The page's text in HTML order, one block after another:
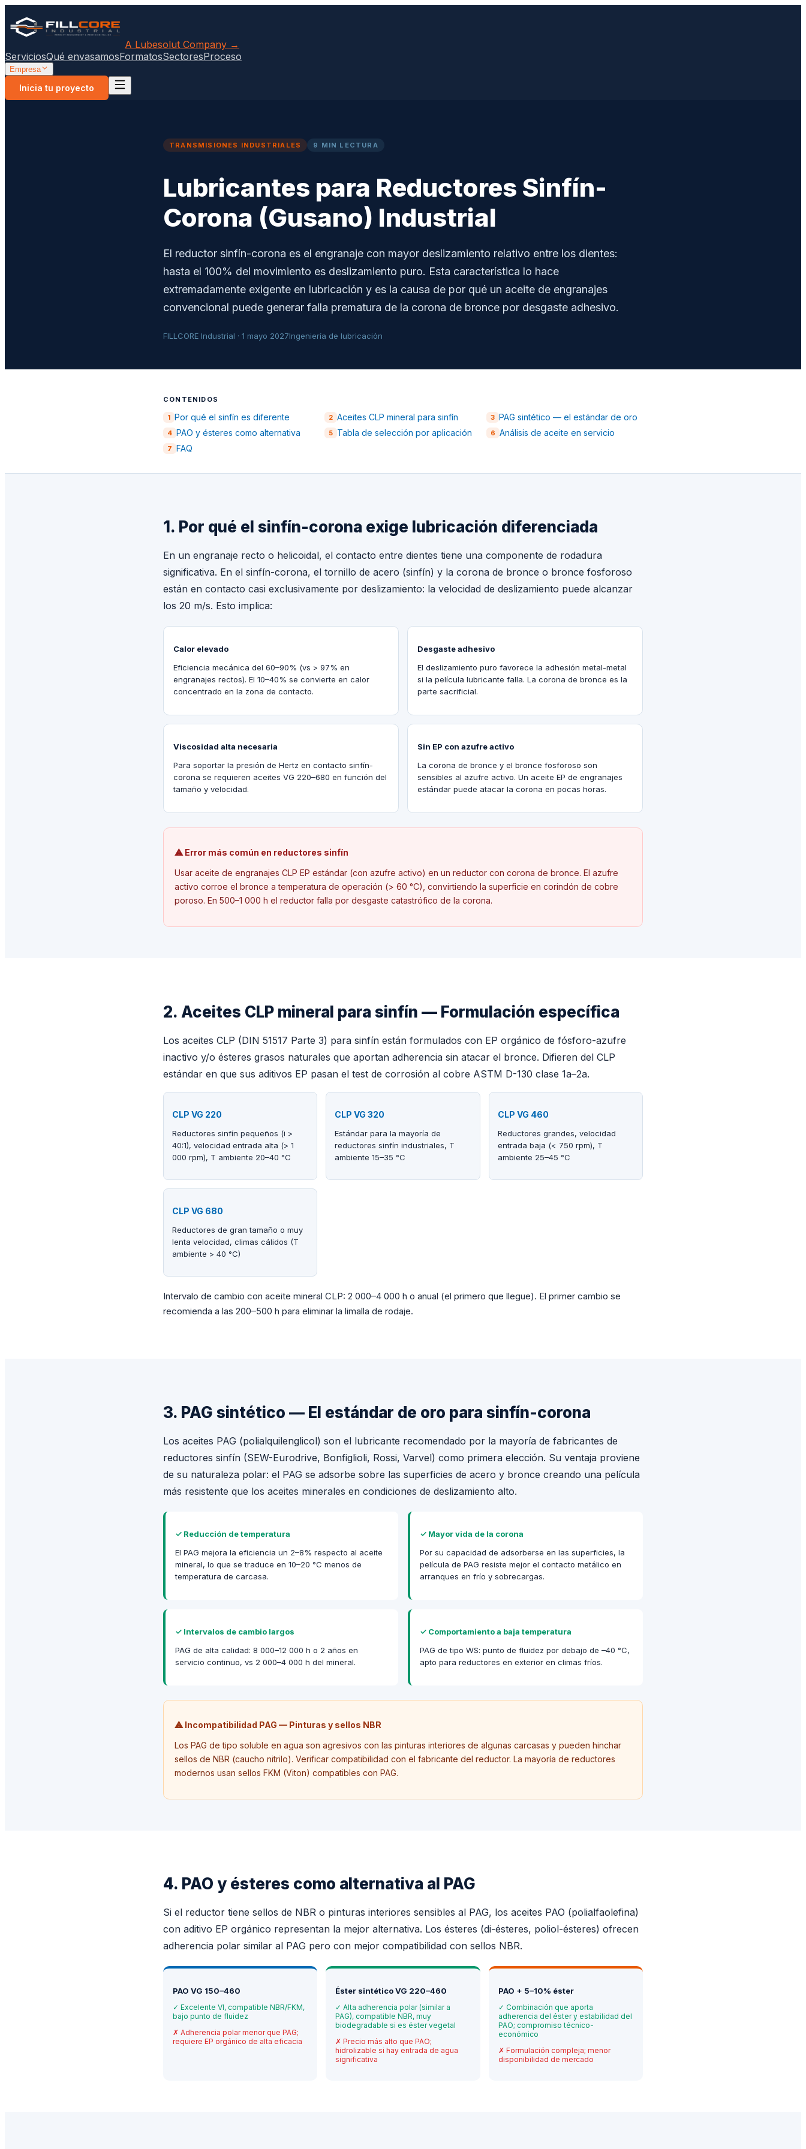
A Lubesolut Company →
ServiciosQué envasamosFormatosSectoresProceso
Empresa
Inicia tu proyecto
TRANSMISIONES INDUSTRIALES 9 MIN LECTURA
Lubricantes para Reductores Sinfín-
Corona (Gusano) Industrial
El reductor sinfín-corona es el engranaje con mayor deslizamiento relativo entre los dientes:
hasta el 100% del movimiento es deslizamiento puro. Esta característica lo hace
extremadamente exigente en lubricación y es la causa de por qué un aceite de engranajes
convencional puede generar falla prematura de la corona de bronce por desgaste adhesivo.
FILLCORE Industrial · 1 mayo 2027Ingeniería de lubricación
CONTENIDOS
1 Por qué el sinfín es diferente 2 Aceites CLP mineral para sinfín 3 PAG sintético — el estándar de oro
4 PAO y ésteres como alternativa 5 Tabla de selección por aplicación 6 Análisis de aceite en servicio
7 FAQ
1. Por qué el sinfín-corona exige lubricación diferenciada
En un engranaje recto o helicoidal, el contacto entre dientes tiene una componente de rodadura
significativa. En el sinfín-corona, el tornillo de acero (sinfín) y la corona de bronce o bronce fosforoso
están en contacto casi exclusivamente por deslizamiento: la velocidad de deslizamiento puede alcanzar
los 20 m/s. Esto implica:
Calor elevado
Eficiencia mecánica del 60–90% (vs > 97% en
engranajes rectos). El 10–40% se convierte en calor
concentrado en la zona de contacto.
Desgaste adhesivo
El deslizamiento puro favorece la adhesión metal-metal
si la película lubricante falla. La corona de bronce es la
parte sacrificial.
Viscosidad alta necesaria
Para soportar la presión de Hertz en contacto sinfín-
corona se requieren aceites VG 220–680 en función del
tamaño y velocidad.
Sin EP con azufre activo
La corona de bronce y el bronce fosforoso son
sensibles al azufre activo. Un aceite EP de engranajes
estándar puede atacar la corona en pocas horas.
⚠ Error más común en reductores sinfín
Usar aceite de engranajes CLP EP estándar (con azufre activo) en un reductor con corona de bronce. El azufre
activo corroe el bronce a temperatura de operación (> 60 °C), convirtiendo la superficie en corindón de cobre
poroso. En 500–1 000 h el reductor falla por desgaste catastrófico de la corona.
2. Aceites CLP mineral para sinfín — Formulación específica
Los aceites CLP (DIN 51517 Parte 3) para sinfín están formulados con EP orgánico de fósforo-azufre
inactivo y/o ésteres grasos naturales que aportan adherencia sin atacar el bronce. Difieren del CLP
estándar en que sus aditivos EP pasan el test de corrosión al cobre ASTM D-130 clase 1a–2a.
CLP VG 220
Reductores sinfín pequeños (i >
40:1), velocidad entrada alta (> 1
000 rpm), T ambiente 20–40 °C
CLP VG 320
Estándar para la mayoría de
reductores sinfín industriales, T
ambiente 15–35 °C
CLP VG 460
Reductores grandes, velocidad
entrada baja (< 750 rpm), T
ambiente 25–45 °C
CLP VG 680
Reductores de gran tamaño o muy
lenta velocidad, climas cálidos (T
ambiente > 40 °C)
Intervalo de cambio con aceite mineral CLP: 2 000–4 000 h o anual (el primero que llegue). El primer cambio se
recomienda a las 200–500 h para eliminar la limalla de rodaje.
3. PAG sintético — El estándar de oro para sinfín-corona
Los aceites PAG (polialquilenglicol) son el lubricante recomendado por la mayoría de fabricantes de
reductores sinfín (SEW-Eurodrive, Bonfiglioli, Rossi, Varvel) como primera elección. Su ventaja proviene
de su naturaleza polar: el PAG se adsorbe sobre las superficies de acero y bronce creando una película
más resistente que los aceites minerales en condiciones de deslizamiento alto.
✓ Reducción de temperatura
El PAG mejora la eficiencia un 2–8% respecto al aceite
mineral, lo que se traduce en 10–20 °C menos de
temperatura de carcasa.
✓ Mayor vida de la corona
Por su capacidad de adsorberse en las superficies, la
película de PAG resiste mejor el contacto metálico en
arranques en frío y sobrecargas.
✓ Intervalos de cambio largos
PAG de alta calidad: 8 000–12 000 h o 2 años en
servicio continuo, vs 2 000–4 000 h del mineral.
✓ Comportamiento a baja temperatura
PAG de tipo WS: punto de fluidez por debajo de –40 °C,
apto para reductores en exterior en climas fríos.
⚠ Incompatibilidad PAG — Pinturas y sellos NBR
Los PAG de tipo soluble en agua son agresivos con las pinturas interiores de algunas carcasas y pueden hinchar
sellos de NBR (caucho nitrilo). Verificar compatibilidad con el fabricante del reductor. La mayoría de reductores
modernos usan sellos FKM (Viton) compatibles con PAG.
4. PAO y ésteres como alternativa al PAG
Si el reductor tiene sellos de NBR o pinturas interiores sensibles al PAG, los aceites PAO (polialfaolefina)
con aditivo EP orgánico representan la mejor alternativa. Los ésteres (di-ésteres, poliol-ésteres) ofrecen
adherencia polar similar al PAG pero con mejor compatibilidad con sellos NBR.
PAO VG 150–460
✓ Excelente VI, compatible NBR/FKM,
bajo punto de fluidez
✗ Adherencia polar menor que PAG;
requiere EP orgánico de alta eficacia
Éster sintético VG 220–460
✓Alta adherencia polar (similar a
PAG), compatible NBR, muy
biodegradable si es éster vegetal
✗Precio más alto que PAO;
hidrolizable si hay entrada de agua
significativa
PAO + 5–10% éster
✓ Combinación que aporta
adherencia del éster y estabilidad del
PAO; compromiso técnico-
económico
✗ Formulación compleja; menor
disponibilidad de mercado